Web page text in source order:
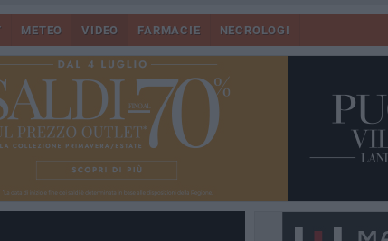
METEO VIDEO FARMACIE NECROLOGI